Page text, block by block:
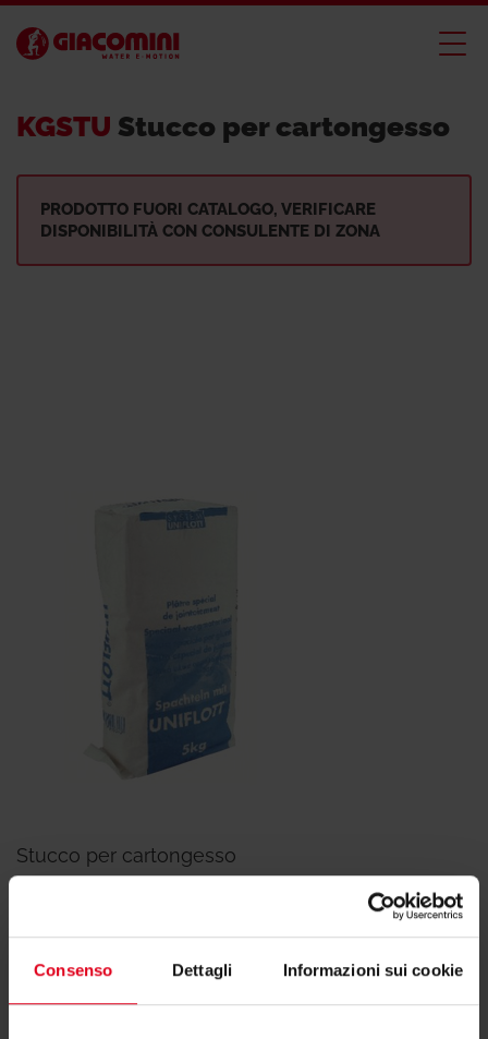
Consenso Dettagli Informazioni sui cookie
KGSTU Stucco per cartongesso
PRODOTTO FUORI CATALOGO, VERIFICARE
DISPONIBILITÀ CON CONSULENTE DI ZONA
Stucco per cartongesso